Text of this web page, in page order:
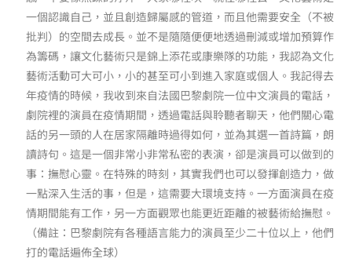
一個認識自己，並且創造歸屬感的管道，而且他需要安全（不被
批判）的空間去成長。並不是隨隨便便地透過刪減或增加預算作
為籌碼，讓文化藝術只是錦上添花或康樂隊的功能，我認為文化
藝術活動可大可小，小的甚至可小到進入家庭或個人。我記得去
年疫情的時候，我收到來自法國巴黎劇院一位中文演員的電話，
劇院裡的演員在疫情期間，透過電話與聆聽者聊天，他們關心電
話的另一頭的人在居家隔離時過得如何，並為其選一首詩篇，朗
讀詩句。這是一個非常小非常私密的表演，卻是演員可以做到的
事：撫慰心靈。在特殊的時刻，其實我們也可以發揮創造力，做
一點深入生活的事，但是，這需要大環境支持。一方面演員在疫
情期間能有工作，另一方面觀眾也能更近距離的被藝術給撫慰。
（備註：巴黎劇院有各種語言能力的演員至少二十位以上，他們
打的電話遍佈全球）